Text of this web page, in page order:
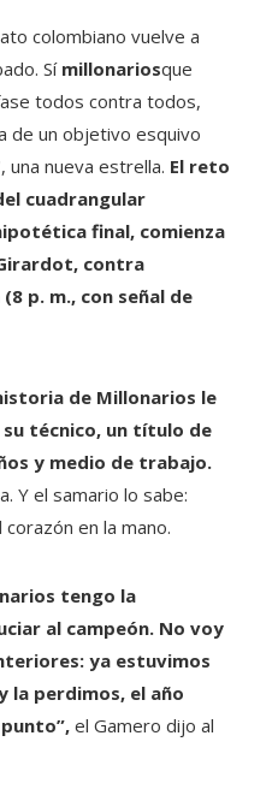
colombiano vuelve a
Sí millonariosque
todos contra todos,
de un objetivo esquivo
nueva estrella. El reto
cuadrangular
final, comienza
contra
p. m., con señal de
de Millonarios le
técnico, un título de
y medio de trabajo.
Y el samario lo sabe:
en la mano.
tengo la
al campeón. No voy
ya estuvimos
la perdimos, el año
el Gamero dijo al